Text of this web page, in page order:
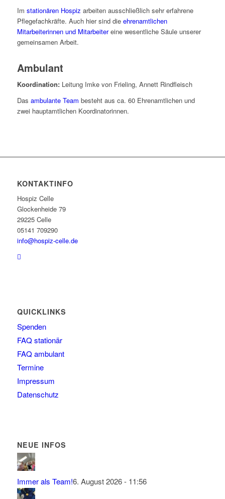
Im stationären Hospiz arbeiten ausschließlich sehr erfahrene
Pflegefachkräfte. Auch hier sind die ehrenamtlichen
Mitarbeiterinnen und Mitarbeitereine wesentliche Säule unserer
gemeinsamen Arbeit.
Ambulant
Koordination:Leitung Imke von Frieling, Annett Rindfleisch
Das ambulante Team besteht aus ca. 60 Ehrenamtlichen und
zwei hauptamtlichen Koordinatorinnen.
KONTAKTINFO
Hospiz Celle
Glockenheide 79
29225 Celle
05141 709290
info@hospiz-celle.de
QUICKLINKS
Spenden
FAQ stationär
FAQ ambulant
Termine
Impressum
Datenschutz
NEUE INFOS
Immer als Team!6. August 2026 - 11:56